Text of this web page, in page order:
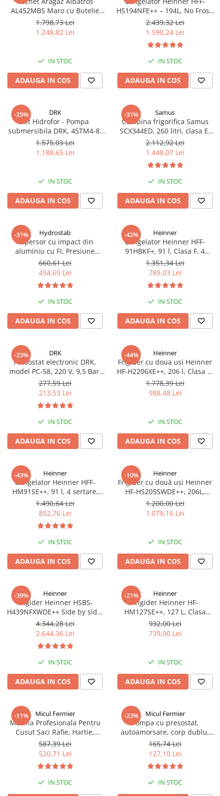
AL452MBS Maro cu Butelie
GPL 26L și Regulator Gaz – 4
Arzătoare pe Gaz, Cuptor pe
Gaz, Siguranță Plită + Cuptor,
Grătar Cuptor
1.798,73 Lei
1.248,82 Lei
IN STOC
ADAUGA IN COS
HS194NFE++ – 194L, No Frost,
6 Compartimente, Control
Electronic
2.439,32 Lei
1.590,24 Lei
IN STOC
ADAUGA IN COS
-25% DRK
Kit Hidrofor - Pompa
submersibila DRK, 4STM4-8,
putere 1.8 kW, debit 5m3/h, 8
turbine + Vas de expansiune
100 L, racord 5 cai, supapa de
1.575,03 Lei
1.188,65 Lei
IN STOC
ADAUGA IN COS
-31% Samus
Combina frigorifica Samus
SCX344ED, 260 litri, clasa E,
inaltime 180 cm, dozator de
apa, termostat reglabil, usi
reversibile, lumina interioara
tip LED, picioare reglabile,
argintie
2.112,92 Lei
1.448,07 Lei
IN STOC
ADAUGA IN COS
-31% Hydrostab
Aspersor cu impact din
aluminiu cu FI, Presiune
(bar)1.5-5, Diametru de
aspersie (m)32-58
660,61 Lei
454,69 Lei
IN STOC
ADAUGA IN COS
-42% Heinner
Congelator Heinner HFF-
91HBKF+, 91 l, Clasa F, 4
sertare, Control mecanic, H 85
cm, Negru
1.351,34 Lei
789,03 Lei
IN STOC
ADAUGA IN COS
-23% DRK
Presostat electronic DRK,
model PC-58, 220 V, 9,5 Bar,
1Kw, 10A
277,59 Lei
213,53 Lei
IN STOC
ADAUGA IN COS
-44% Heinner
Frigider cu doua usi Heinner
HF-H2206XE++, 206 l, Clasa E,
lumina LED, 3 rafturi de sticla,
H 143 cm, Inox
1.778,39 Lei
988,48 Lei
IN STOC
ADAUGA IN COS
-43% Heinner
Congelator Heinner HFF-
HM91SE++, 91 l, 4 sertare,
Control mecanic, Clasa E, H 85
cm, Argintiu
1.490,64 Lei
852,76 Lei
IN STOC
ADAUGA IN COS
-10% Heinner
Frigider cu două uși Heinner
HF-HS205SWDE++, 206L,
Dozator de apă, Clasa E,
Argintiu
1.200,00 Lei
1.079,16 Lei
IN STOC
ADAUGA IN COS
-39% Heinner
Frigider Heinner HSBS-
H439NFXWDE++ Side by side,
433 l, No Frost, Dozator de
apa, Functie smart, Functie
congelare si racire rapida,
Clasa E, H 176.5 cm, inox
4.344,28 Lei
2.644,36 Lei
IN STOC
ADAUGA IN COS
-21% Heinner
Frigider Heinner HF-
HM127SE++, 127 L, Clasa
energetică E, Dezghețare
automată, Control mecanic cu
termostat ajustabil, Ușă
932,00 Lei
739,00 Lei
IN STOC
ADAUGA IN COS
-11% Micul Fermier
Masina Profesionala Pentru
Cusut Saci Rafie, Hartie,
Panza-Plastic 210w taiere
automata, Micul Fermier GF-
1681
587,39 Lei
520,71 Lei
IN STOC
-23% Micul Fermier
Pompa cu presostat,
autoamorsare, corp dublu,
12V, 8 litri / minut, 110PSI, 7.5
bari Pandora
165,74 Lei
127,10 Lei
IN STOC